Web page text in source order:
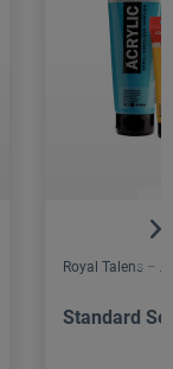
Royal Talens –
Standard